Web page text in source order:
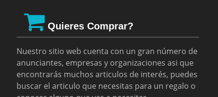
Quieres Comprar?
Nuestro sitio web cuenta con un gran número de
anunciantes, empresas y organizaciones asi que
encontrarás muchos articulos de interés, puedes
buscar el articulo que necesitas para un regalo o